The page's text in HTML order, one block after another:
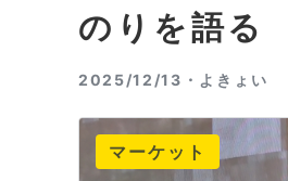
のりを語る
2025/12/13・ よきょい
マーケット